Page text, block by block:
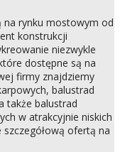
na rynku mostowym od
konstrukcji
niezwykle
dostępne są na
firmy znajdziemy
balustrad
także balustrad
w atrakcyjnie niskich
ofertą na